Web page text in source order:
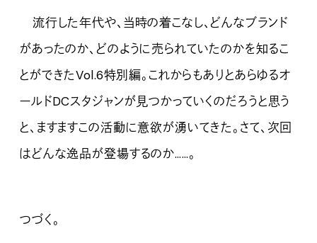
流行した年代や、当時の着こなし、どんなブランド
があったのか、どのように売られていたのかを知るこ
とができたVol.6特別編。これからもありとあらゆるオ
ールドDCスタジャンが見つかっていくのだろうと思う
と、ますますこの活動に意欲が湧いてきた。さて、次回
はどんな逸品が登場するのか……。
つづく。